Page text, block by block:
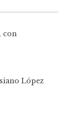
con
López